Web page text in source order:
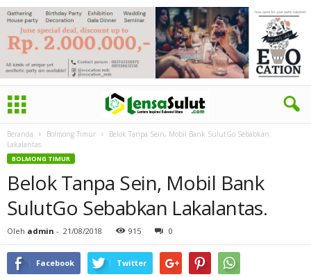
Beranda Bolmong Timur
Belok Tanpa Sein, Mobil Bank SulutGo Sebabkan
Lakalantas.
BOLMONG TIMUR
Belok Tanpa Sein, Mobil Bank
SulutGo Sebabkan Lakalantas.
Oleh admin - 21/08/2018 915 0
Facebook Twitter